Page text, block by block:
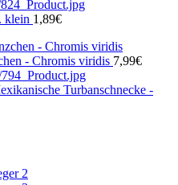
klein 1,89€
- Chromis viridis 7,99€
Turbanschnecke -